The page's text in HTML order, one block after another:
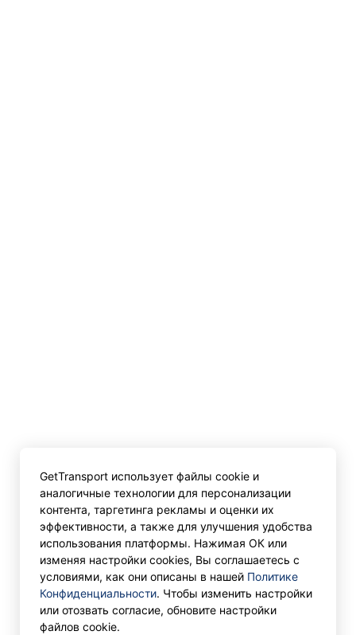
GetTransport использует файлы cookie и
аналогичные технологии для персонализации
контента, таргетинга рекламы и оценки их
эффективности, а также для улучшения удобства
использования платформы. Нажимая ОК или
изменяя настройки cookies, Вы соглашаетесь с
условиями, как они описаны в нашей Политике
Конфиденциальности. Чтобы изменить настройки
или отозвать согласие, обновите настройки
файлов cookie.